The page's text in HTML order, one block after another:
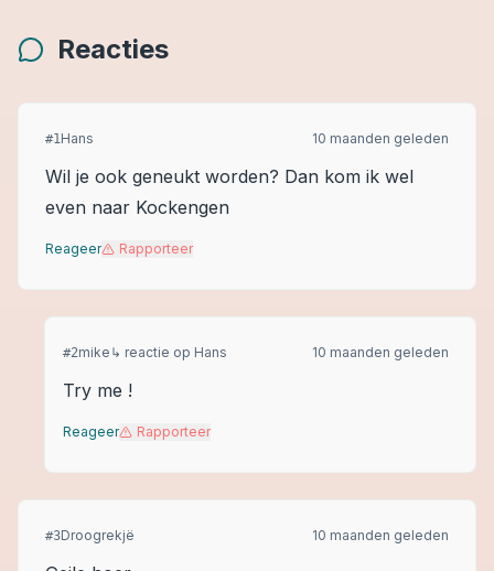
Reacties
#1Hans 10 maanden geleden
Wil je ook geneukt worden? Dan kom ik wel
even naar Kockengen
Reageer Rapporteer
#2mike ↳ reactie op Hans 10 maanden geleden
Try me !
Reageer Rapporteer
#3Droogrekjë 10 maanden geleden